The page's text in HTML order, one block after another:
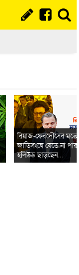
রিয়াজ-ফেরদৌসের মতো
জাতিসংঘে যেতে না
হলিউড ছাড়ছেন...